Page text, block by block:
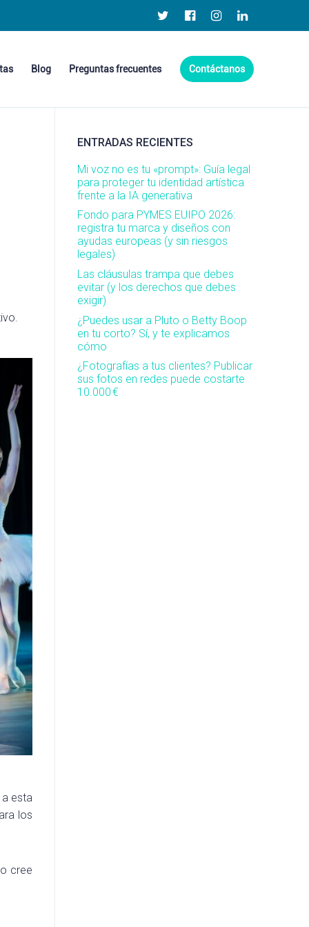
Blog Preguntas frecuentes Contáctanos
esta
los
cree
ENTRADAS RECIENTES
Mi voz no es tu «prompt»: Guía legal
para proteger tu identidad artística
frente a la IA generativa
Fondo para PYMES EUIPO 2026:
registra tu marca y diseños con
ayudas europeas (y sin riesgos
legales)
Las cláusulas trampa que debes
evitar (y los derechos que debes
exigir)
¿Puedes usar a Pluto o Betty Boop
en tu corto? Sí, y te explicamos
cómo
¿Fotografías a tus clientes? Publicar
sus fotos en redes puede costarte
10.000 €